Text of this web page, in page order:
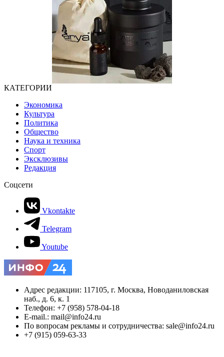
КАТЕГОРИИ
Экономика
Культура
Политика
Общество
Наука и техника
Спорт
Эксклюзивы
Редакция
Соцсети
Vkontakte
Telegram
Youtube
Адрес редакции: 117105, г. Москва, Новоданиловская
наб., д. 6, к. 1
Телефон: +7 (958) 578-04-18
E-mail.: mail@info24.ru
По вопросам рекламы и сотрудничества: sale@info24.ru
+7 (915) 059-63-33